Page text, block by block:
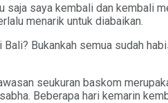
saya kembali dan kembali
menarik untuk diabaikan.
Bukankah semua sudah
seukuran baskom
Beberapa hari kemarin